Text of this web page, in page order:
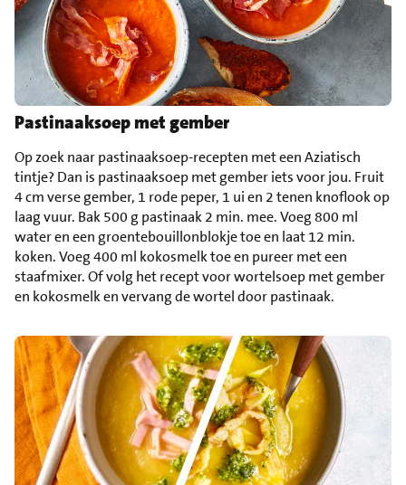
Pastinaaksoep met gember
Op zoek naar pastinaaksoep-recepten met een Aziatisch
tintje? Dan is pastinaaksoep met gember iets voor jou. Fruit
4 cm verse gember, 1 rode peper, 1 ui en 2 tenen knoflook op
laag vuur. Bak 500 g pastinaak 2 min. mee. Voeg 800 ml
water en een groentebouillonblokje toe en laat 12 min.
koken. Voeg 400 ml kokosmelk toe en pureer met een
staafmixer. Of volg het recept voor wortelsoep met gember
en kokosmelk en vervang de wortel door pastinaak.